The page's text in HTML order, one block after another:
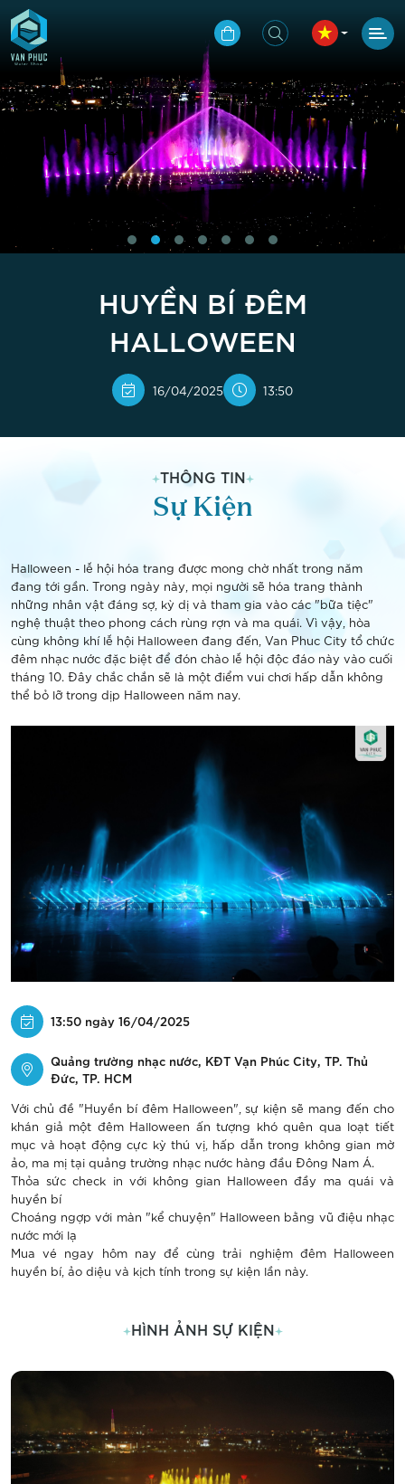
HUYỀN BÍ ĐÊM
HALLOWEEN
16/04/2025 13:50
THÔNG TIN
Sự Kiện
Halloween - lễ hội hóa trang được mong chờ nhất trong năm
đang tới gần. Trong ngày này, mọi người sẽ hóa trang thành
những nhân vật đáng sợ, kỳ dị và tham gia vào các "bữa tiệc"
nghệ thuật theo phong cách rùng rợn và ma quái. Vì vậy, hòa
cùng không khí lễ hội Halloween đang đến, Van Phuc City tổ chức
đêm nhạc nước đặc biệt để đón chào lễ hội độc đáo này vào cuối
tháng 10. Đây chắc chắn sẽ là một điểm vui chơi hấp dẫn không
thể bỏ lỡ trong dịp Halloween năm nay.
13:50 ngày 16/04/2025
Quảng trường nhạc nước, KĐT Vạn Phúc City, TP. Thủ
Đức, TP. HCM
Với chủ đề "Huyền bí đêm Halloween", sự kiện sẽ mang đến cho
khán giả một đêm Halloween ấn tượng khó quên qua loạt tiết
mục và hoạt động cực kỳ thú vị, hấp dẫn trong không gian mờ
ảo, ma mị tại quảng trường nhạc nước hàng đầu Đông Nam Á.
Thỏa sức check in với không gian Halloween đầy ma quái và
huyền bí
Choáng ngợp với màn "kể chuyện" Halloween bằng vũ điệu nhạc
nước mới lạ
Mua vé ngay hôm nay để cùng trải nghiệm đêm Halloween
huyền bí, ảo diệu và kịch tính trong sự kiện lần này.
HÌNH ẢNH SỰ KIỆN